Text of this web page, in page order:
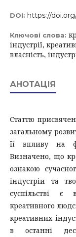
DOI: https://
Ключові слова:
індустрії,
власність,
АНОТАЦІЯ
Статтю
загальному
її впливу на
Визначено, що
ознакою
індустрій та
суспільстві є
креативного
креативних
в останні